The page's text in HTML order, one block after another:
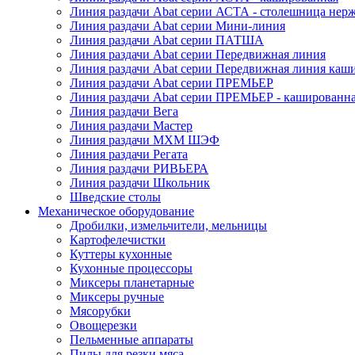
Линия раздачи Abat серии АСТА - столешница
Линия раздачи Abat серии Мини-линия
Линия раздачи Abat серии ПАТША
Линия раздачи Abat серии Передвижная линия
Линия раздачи Abat серии Передвижная линия
Линия раздачи Abat серии ПРЕМЬЕР
Линия раздачи Abat серии ПРЕМЬЕР -
Линия раздачи Вега
Линия раздачи Мастер
Линия раздачи МХМ ШЭФ
Линия раздачи Регата
Линия раздачи РИВЬЕРА
Линия раздачи Школьник
Шведские столы
Механическое оборудование
Дробилки, измельчители, мельницы
Картофелечистки
Куттеры кухонные
Кухонные процессоры
Миксеры планетарные
Миксеры ручные
Мясорубки
Овощерезки
Пельменные аппараты